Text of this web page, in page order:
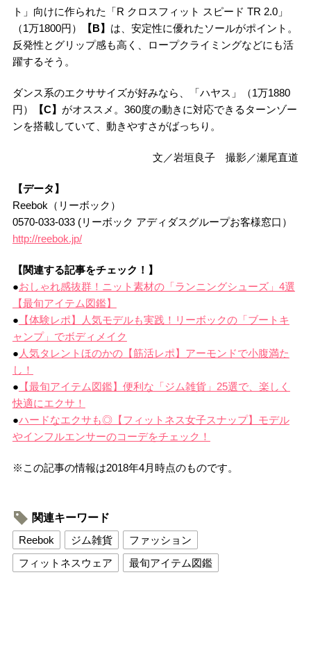
ト」向けに作られた「R クロスフィット スピード TR 2.0」
（1万1800円）
【B】 は、安定性に優れたソールがポイント。
反発性とグリップ感も高く、ロープクライミングなどにも活
躍するそう。
ダンス系のエクササイズが好みなら、「ハヤス」（1万1880
円）
【C】 がオススメ。360度の動きに対応できるターンゾー
ンを搭載していて、動きやすさがばっちり。
文／岩垣良子 撮影／瀬尾直道
【データ】
Reebok（リーボック）
0570-033-033 (リーボック アディダスグループお客様窓口）
http://reebok.jp/
【関連する記事をチェック！】
●おしゃれ感抜群！ニット素材の「ランニングシューズ」4選
【最旬アイテム図鑑】
● 【体験レポ】人気モデルも実践！リーボックの「ブートキ
ャンプ」でボディメイク
● 人気タレントほのかの【筋活レポ】アーモンドで小腹満た
し！
● 【最旬アイテム図鑑】便利な「ジム雑貨」25選で、楽しく
快適にエクサ！
●ハードなエクサも◎【フィットネス女子スナップ】モデル
やインフルエンサーのコーデをチェック！
※この記事の情報は2018年4月時点のものです。
関連キーワード
Reebok
ジム雑貨
ファッション
フィットネスウェア
最旬アイテム図鑑